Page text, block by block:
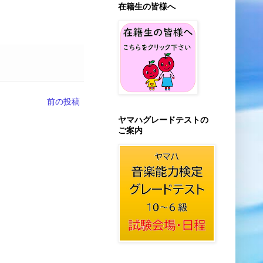
前の投稿
在籍生の皆様へ
ヤマハグレードテストの
ご案内